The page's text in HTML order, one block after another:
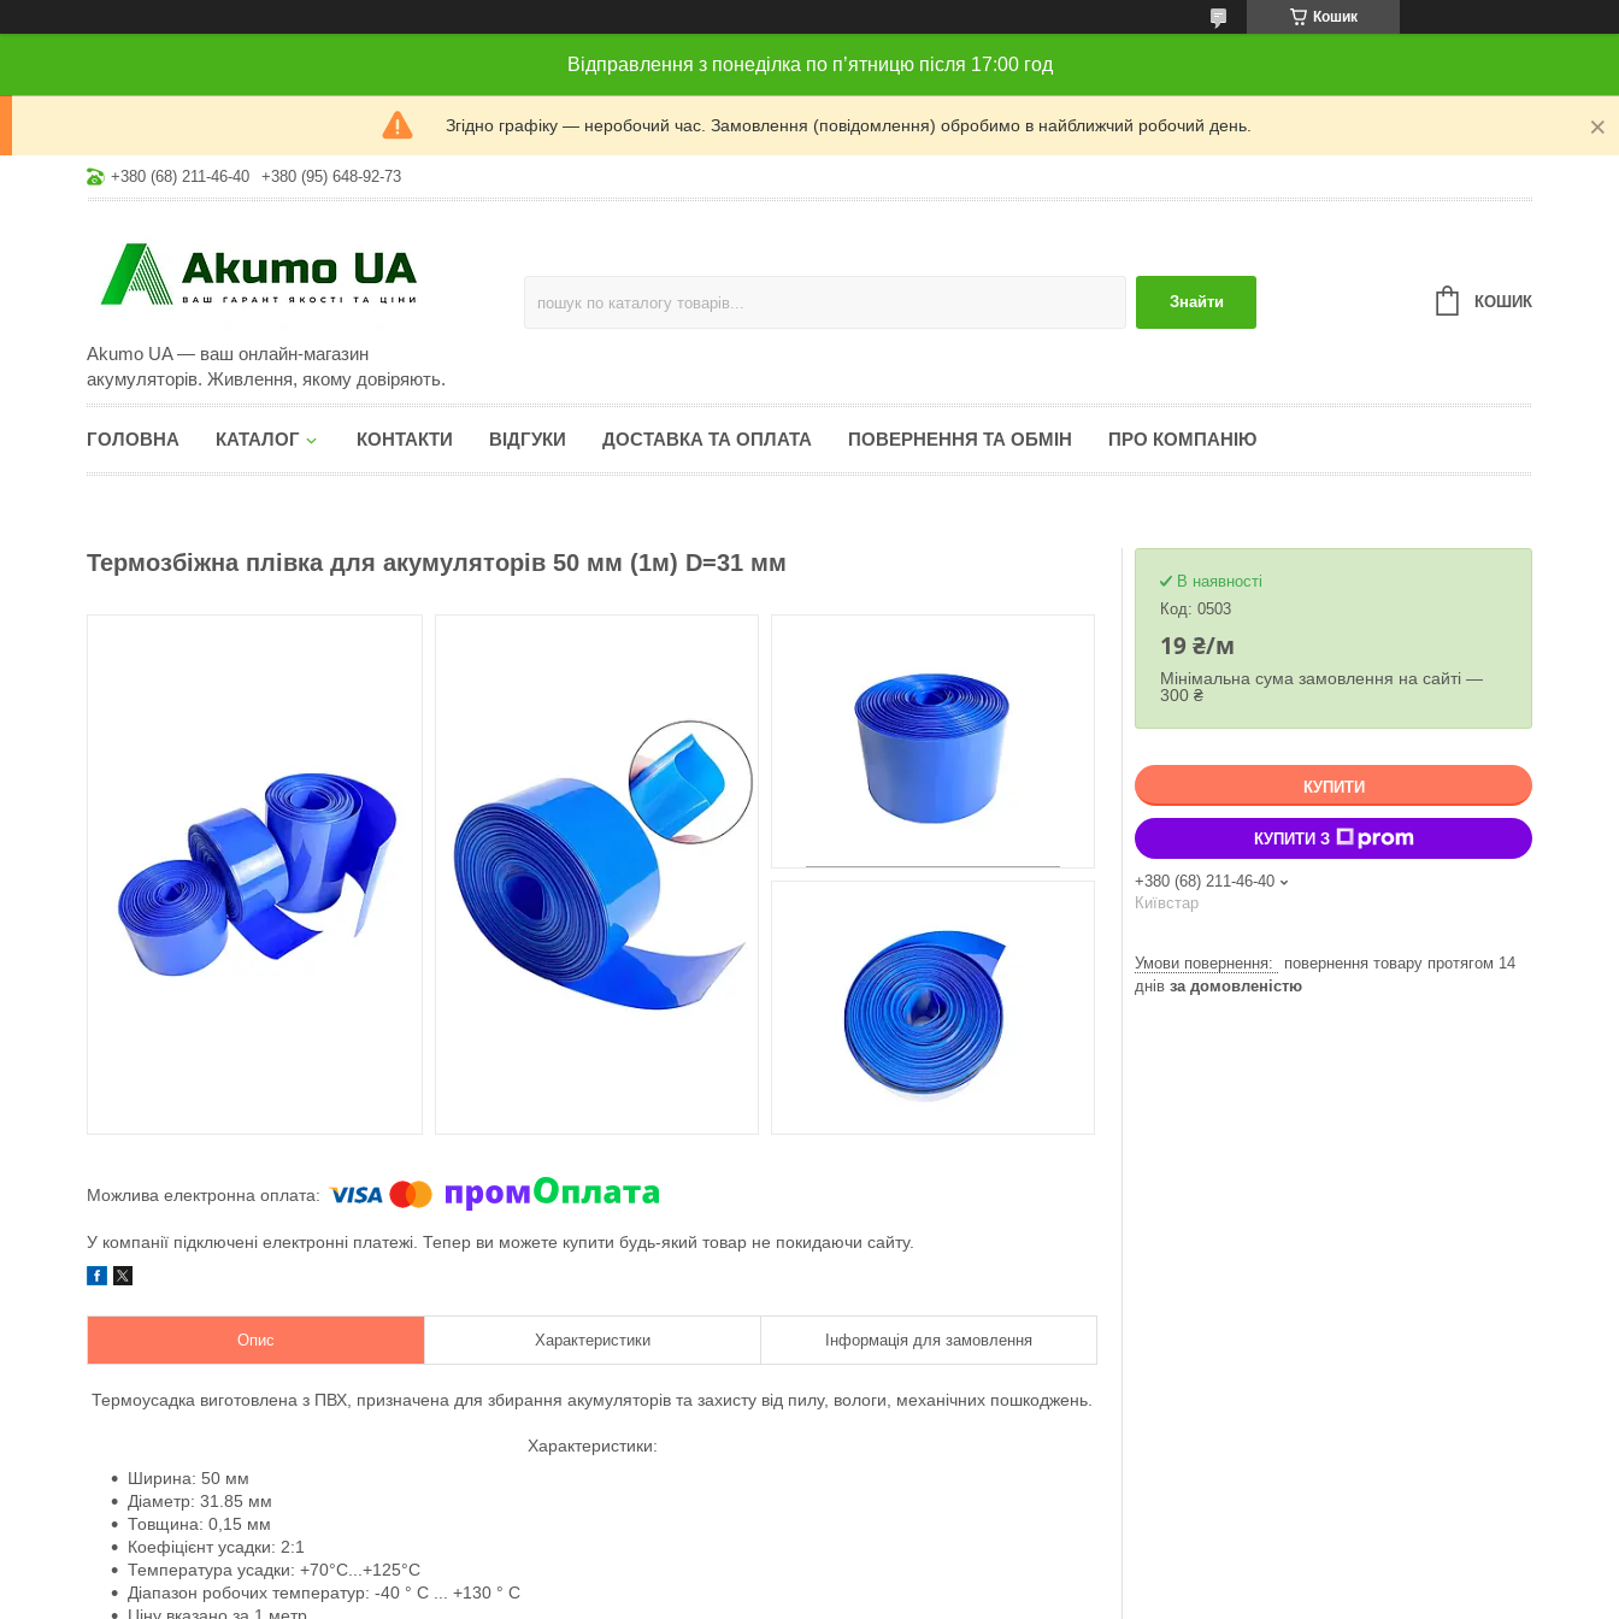
Кошик
Відправлення з понеділка по п’ятницю після 17:00 год
Згідно графіку — неробочий час. Замовлення (повідомлення) обробимо в найближчий робочий день.
+380 (68) 211-46-40 +380 (95) 648-92-73
Akumo UA — ваш онлайн-магазин
акумуляторів. Живлення, якому довіряють.
Знайти КОШИК
ГОЛОВНА КАТАЛОГ КОНТАКТИ ВІДГУКИ ДОСТАВКА ТА ОПЛАТА ПОВЕРНЕННЯ ТА ОБМІН ПРО КОМПАНІЮ
Термозбіжна плівка для акумуляторів 50 мм (1м) D=31 мм
У компанії підключені електронні платежі. Тепер ви можете купити будь-який товар не покидаючи сайту.
Опис Характеристики Інформація для замовлення
Термоусадка виготовлена з ПВХ, призначена для збирання акумуляторів та захисту від пилу, вологи, механічних пошкоджень.
Характеристики:
Ширина: 50 мм
Діаметр: 31.85 мм
Товщина: 0,15 мм
Коефіцієнт усадки: 2:1
Температура усадки: +70°C...+125°C
Діапазон робочих температур: -40 ° C ... +130 ° C
В наявності
Код: 0503
19 ₴/м
Мінімальна сума замовлення на сайті —
300 ₴
КУПИТИ
КУПИТИ З
+380 (68) 211-46-40
Київстар
повернення товару протягом 14
днів за домовленістю